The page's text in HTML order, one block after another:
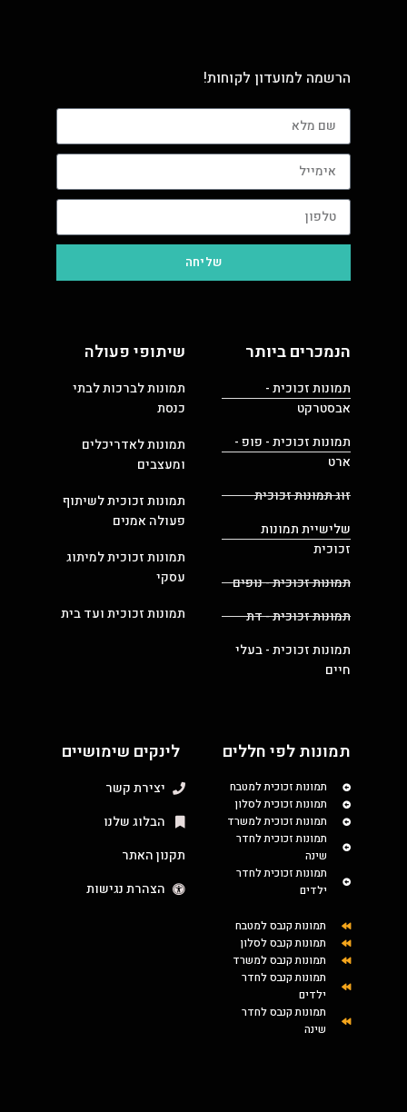
הרשמה למועדון לקוחות!
שליחה
הנמכרים ביותר
תמונות זכוכית -
אבסטרקט
תמונות זכוכית - פופ -
ארט
זוג תמונות זכוכית
שלישיית תמונות
זכוכית
תמונות זכוכית - נופים
תמונות זכוכית - דת
תמונות זכוכית - בעלי
חיים
שיתופי פעולה
תמונות לברכות לבתי
כנסת
תמונות לאדריכלים
ומעצבים
תמונות זכוכית לשיתוף
פעולה אמנים
תמונות זכוכית למיתוג
עסקי
תמונות זכוכית ועד בית
תמונות לפי חללים
תמונות זכוכית למטבח
תמונות זכוכית לסלון
תמונות זכוכית למשרד
תמונות זכוכית לחדר
שינה
תמונות זכוכית לחדר
ילדים
תמונות קנבס למטבח
תמונות קנבס לסלון
תמונות קנבס למשרד
תמונות קנבס לחדר
ילדים
תמונות קנבס לחדר
שינה
לינקים שימושיים
יצירת קשר
הבלוג שלנו
תקנון האתר
הצהרת נגישות